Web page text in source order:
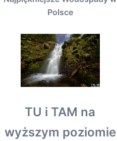
Polsce
TU i TAM na
wyższym poziomie